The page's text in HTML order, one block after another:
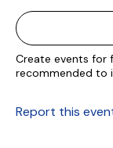
Create events for
recommended to
Report this